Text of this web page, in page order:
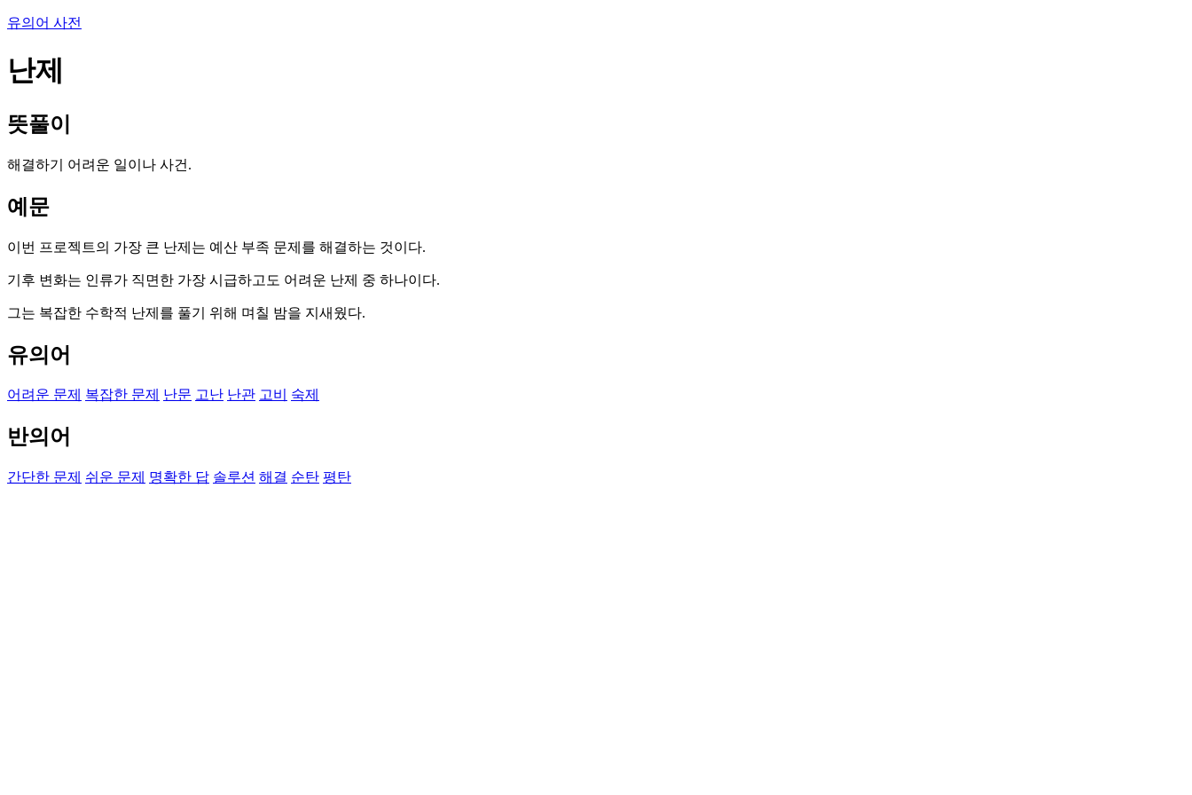
유의어 사전
난제
뜻풀이
해결하기 어려운 일이나 사건.
예문
이번 프로젝트의 가장 큰 난제는 예산 부족 문제를 해결하는 것이다.
기후 변화는 인류가 직면한 가장 시급하고도 어려운 난제 중 하나이다.
그는 복잡한 수학적 난제를 풀기 위해 며칠 밤을 지새웠다.
유의어
어려운 문제 복잡한 문제 난문 고난 난관 고비 숙제
반의어
간단한 문제 쉬운 문제 명확한 답 솔루션 해결 순탄 평탄